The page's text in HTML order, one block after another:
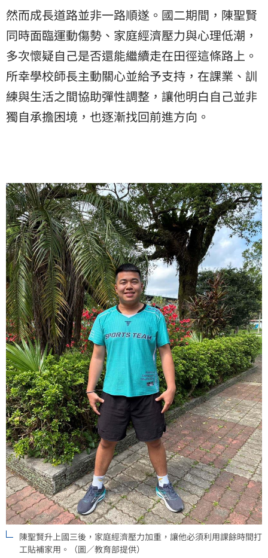
然而成長道路並非一路順遂。國二期間，陳聖賢
同時面臨運動傷勢、家庭經濟壓力與心理低潮，
多次懷疑自己是否還能繼續走在田徑這條路上。
所幸學校師長主動關心並給予支持，在課業、訓
練與生活之間協助彈性調整，讓他明白自己並非
獨自承擔困境，也逐漸找回前進方向。
陳聖賢升上國三後，家庭經濟壓力加重，讓他必須利用課餘時間打
工貼補家用。（圖／教育部提供）